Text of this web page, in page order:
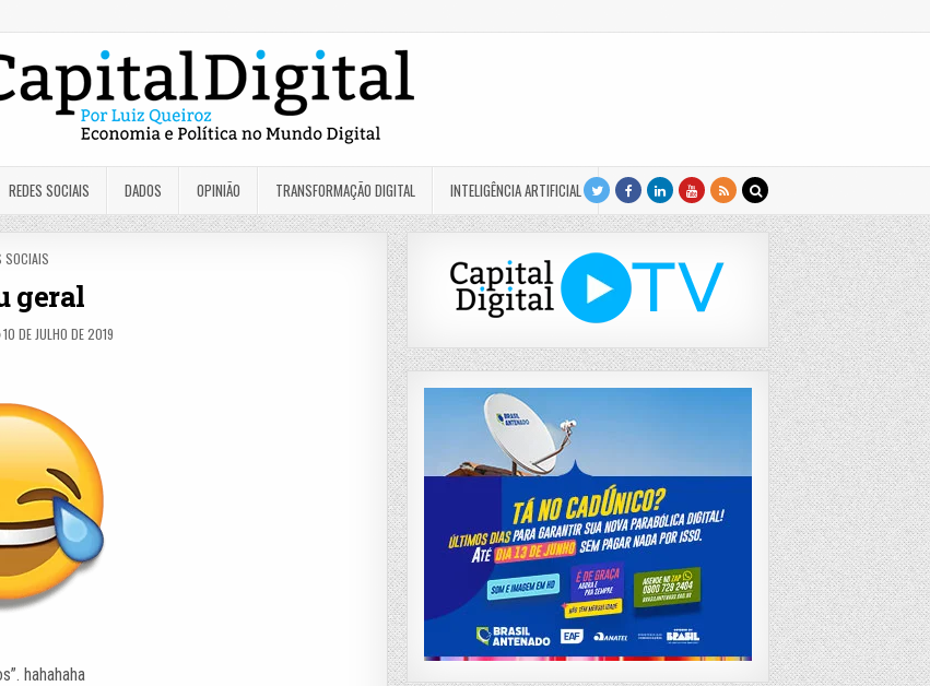
REDES SOCIAIS DADOS OPINIÃO TRANSFORMAÇÃO DIGITAL INTELIGÊNCIA ARTIFICIAL
SOCIAIS
geral
10 DE JULHO DE 2019
hahahaha